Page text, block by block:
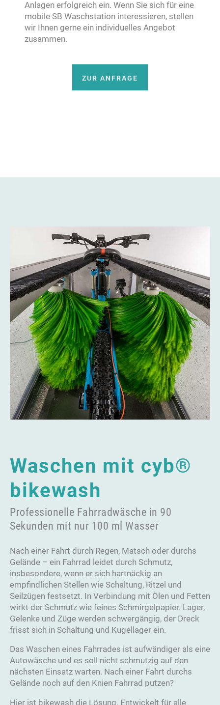
Anlagen erfolgreich ein. Wenn Sie sich für eine
mobile SB Waschstation interessieren, stellen
wir Ihnen gerne ein individuelles Angebot
zusammen.
ZUR ANFRAGE
Waschen mit cyb®
bikewash
Professionelle Fahrradwäsche in 90
Sekunden mit nur 100 ml Wasser
Nach einer Fahrt durch Regen, Matsch oder durchs
Gelände – ein Fahrrad leidet durch Schmutz,
insbesondere, wenn er sich hartnäckig an
empfindlichen Stellen wie Schaltung, Ritzel und
Seilzügen festsetzt. In Verbindung mit Ölen und Fetten
wirkt der Schmutz wie feines Schmirgelpapier. Lager,
Gelenke und Züge werden schwergängig, der Dreck
frisst sich in Schaltung und Kugellager ein.
Das Waschen eines Fahrrades ist aufwändiger als eine
Autowäsche und es soll nicht schmutzig auf den
nächsten Einsatz warten. Nach einer Fahrt durchs
Gelände noch auf den Knien Fahrrad putzen?
Hier ist bikewash die Lösung. Entwickelt für alle